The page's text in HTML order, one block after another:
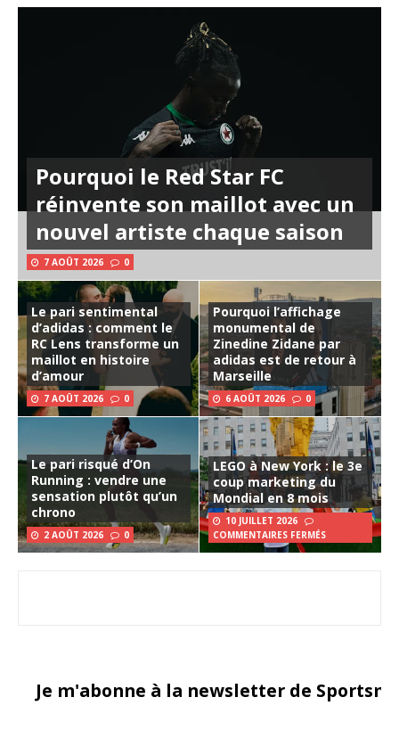
Pourquoi le Red Star FC
réinvente son maillot avec un
nouvel artiste chaque saison
7 AOÛT 2026 0
Le pari sentimental
d’adidas : comment le
RC Lens transforme un
maillot en histoire
d’amour
7 AOÛT 2026 0
Pourquoi l’affichage
monumental de
Zinedine Zidane par
adidas est de retour à
Marseille
6 AOÛT 2026 0
Le pari risqué d’On
Running : vendre une
sensation plutôt qu’un
chrono
2 AOÛT 2026 0
LEGO à New York : le 3e
coup marketing du
Mondial en 8 mois
10 JUILLET 2026
COMMENTAIRES FERMÉS
Je m'abonne à la newsletter de